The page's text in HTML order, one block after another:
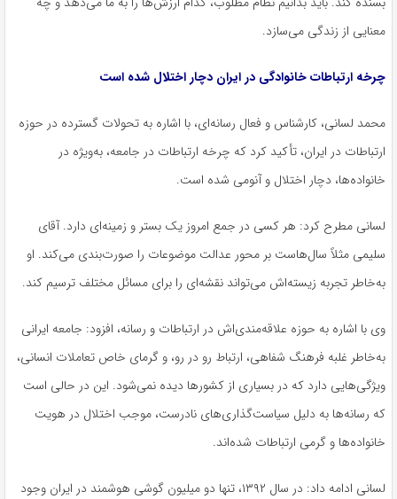
معنایی از زندگی می‌سازد.
چرخه ارتباطات خانوادگی در ایران دچار اختلال شده است
محمد لسانی، کارشناس و فعال رسانه‌ای، با اشاره به تحولات گسترده در حوزه
ارتباطات در ایران، تأکید کرد که چرخه ارتباطات در جامعه، به‌ویژه در
خانواده‌ها، دچار اختلال وآنومی شده است.
لسانی مطرح کرد: هر کسی در جمع امروز یک بستر و زمینه‌ای دارد. آقای
سلیمی مثلاً سال‌هاست بر محور عدالت موضوعات را صورت‌بندی می‌کند. او
به‌خاطر تجربه زیسته‌اش می‌تواند نقشه‌ای را برای مسائل مختلف ترسیم کند.
وی با اشاره به حوزه علاقه‌مندی‌اش در ارتباطات و رسانه، افزود: جامعه ایرانی
به‌خاطر غلبه فرهنگ شفاهی، ارتباط رو در رو، و گرمای خاص تعاملات انسانی،
ویژگی‌هایی دارد که در بسیاری از کشورها دیده نمی‌شود. این در حالی است
که رسانه‌ها به دلیل سیاست‌گذاری‌های نادرست، موجب اختلال در هویت
خانواده‌ها و گرمی ارتباطات شده‌اند.
لسانی ادامه داد: در سال ۱۳۹۲، تنها دو میلیون گوشی هوشمند در ایران وجود